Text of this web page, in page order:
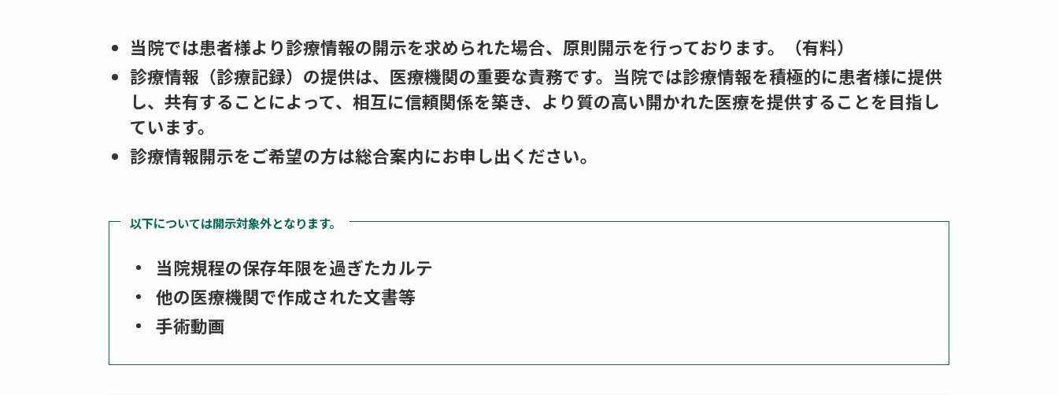
当院では患者様より診療情報の開示を求められた場合、原則開示を行っております。（有料）
診療情報（診療記録）の提供は、医療機関の重要な責務です。当院では診療情報を積極的に患者様に提供
し、共有することによって、相互に信頼関係を築き、より質の高い開かれた医療を提供することを目指し
ています。
診療情報開示をご希望の方は総合案内にお申し出ください。
以下については開示対象外となります。
当院規程の保存年限を過ぎたカルテ
他の医療機関で作成された文書等
手術動画